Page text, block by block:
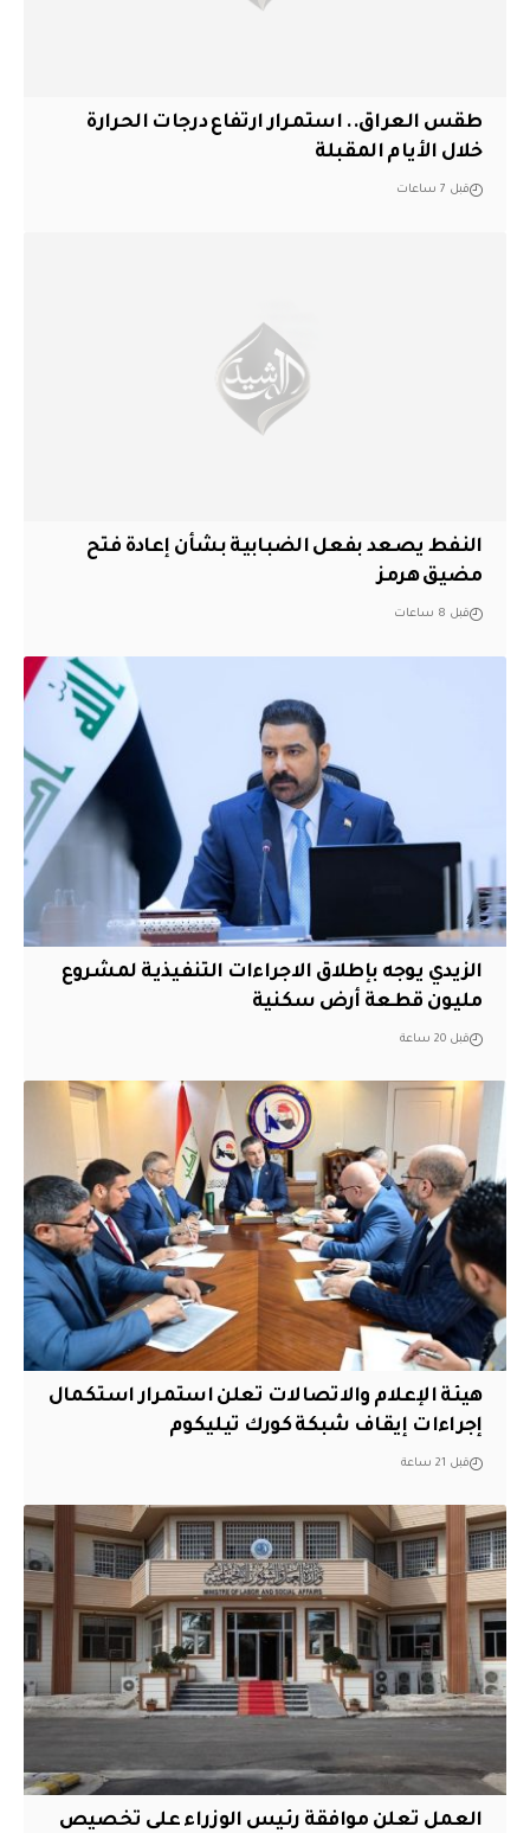
طقس العراق.. استمرار ارتفاع درجات الحرارة
خلال الأيام المقبلة
قبل 7 ساعات
النفط يصعد بفعل الضبابية بشأن إعادة فتح
مضيق هرمز
قبل 8 ساعات
الزيدي يوجه بإطلاق الاجراءات التنفيذية لمشروع
مليون قطعة أرض سكنية
قبل 20 ساعة
هيئة الإعلام والاتصالات تعلن استمرار استكمال
إجراءات إيقاف شبكة كورك تيليكوم
قبل 21 ساعة
العمل تعلن موافقة رئيس الوزراء على تخصيص